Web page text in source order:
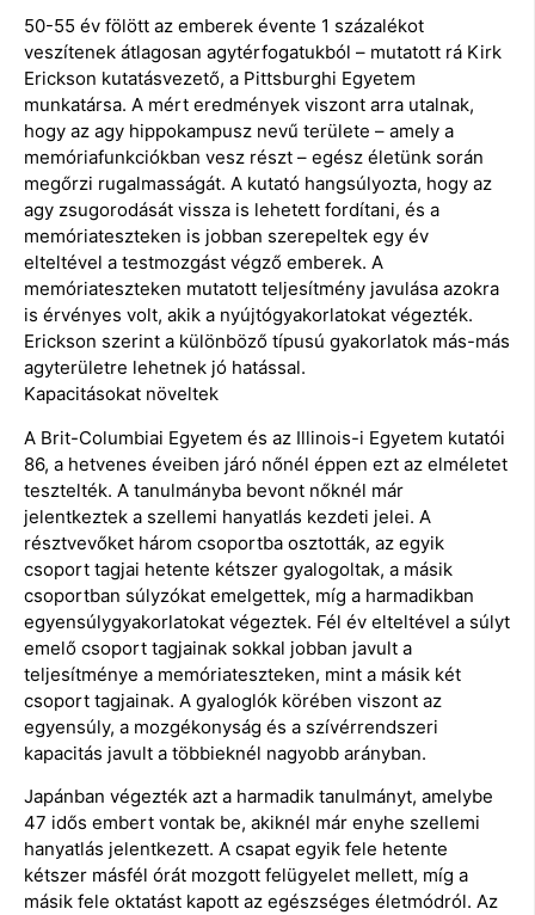
50-55 év fölött az emberek évente 1 százalékot
veszítenek átlagosan agytérfogatukból – mutatott rá Kirk
Erickson kutatásvezető, a Pittsburghi Egyetem
munkatársa. A mért eredmények viszont arra utalnak,
hogy az agy hippokampusz nevű területe – amely a
memóriafunkciókban vesz részt – egész életünk során
megőrzi rugalmasságát. A kutató hangsúlyozta, hogy az
agy zsugorodását vissza is lehetett fordítani, és a
memóriateszteken is jobban szerepeltek egy év
elteltével a testmozgást végző emberek. A
memóriateszteken mutatott teljesítmény javulása azokra
is érvényes volt, akik a nyújtógyakorlatokat végezték.
Erickson szerint a különböző típusú gyakorlatok más-más
agyterületre lehetnek jó hatással.
Kapacitásokat növeltek
A Brit-Columbiai Egyetem és az Illinois-i Egyetem kutatói
86, a hetvenes éveiben járó nőnél éppen ezt az elméletet
tesztelték. A tanulmányba bevont nőknél már
jelentkeztek a szellemi hanyatlás kezdeti jelei. A
résztvevőket három csoportba osztották, az egyik
csoport tagjai hetente kétszer gyalogoltak, a másik
csoportban súlyzókat emelgettek, míg a harmadikban
egyensúlygyakorlatokat végeztek. Fél év elteltével a súlyt
emelő csoport tagjainak sokkal jobban javult a
teljesítménye a memóriateszteken, mint a másik két
csoport tagjainak. A gyaloglók körében viszont az
egyensúly, a mozgékonyság és a szívérrendszeri
kapacitás javult a többieknél nagyobb arányban.
Japánban végezték azt a harmadik tanulmányt, amelybe
47 idős embert vontak be, akiknél már enyhe szellemi
hanyatlás jelentkezett. A csapat egyik fele hetente
kétszer másfél órát mozgott felügyelet mellett, míg a
másik fele oktatást kapott az egészséges életmódról. Az